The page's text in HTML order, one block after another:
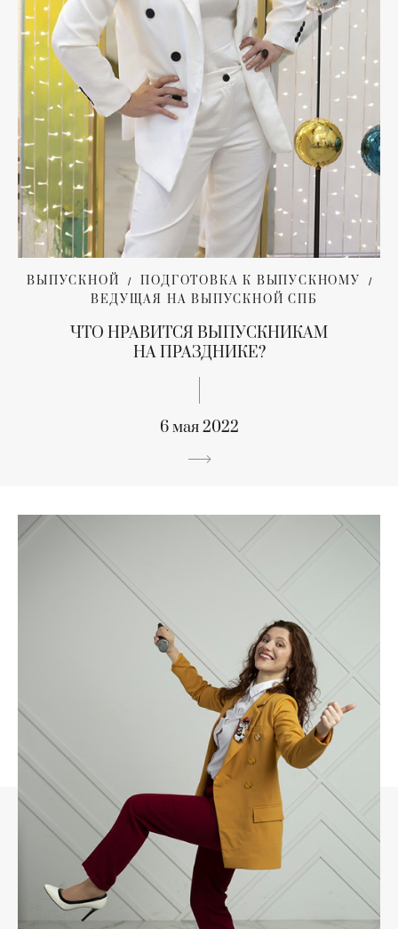
ВЫПУСКНОЙ
ПОДГОТОВКА К ВЫПУСКНОМУ
ВЕДУЩАЯ НА ВЫПУСКНОЙ СПБ
ЧТО НРАВИТСЯ ВЫПУСКНИКАМ
НА ПРАЗДНИКЕ?
6 мая 2022